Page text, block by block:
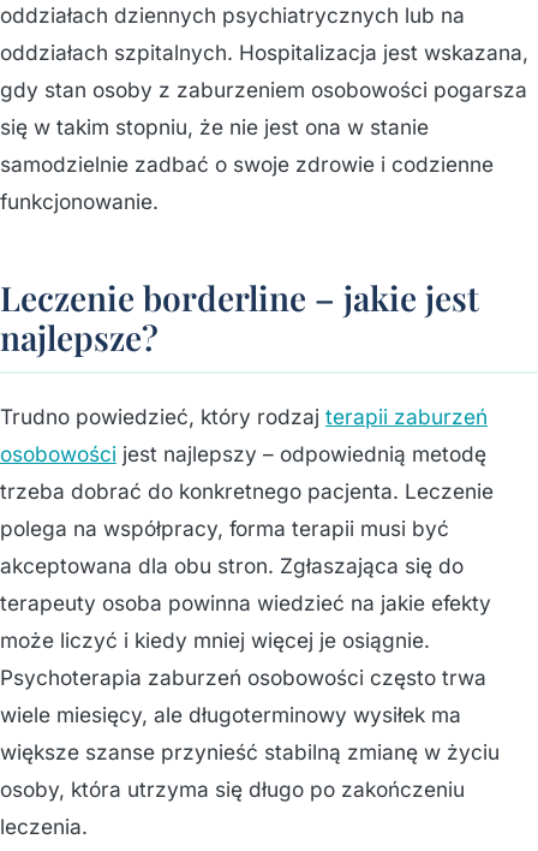
oddziałach dziennych psychiatrycznych lub na
oddziałach szpitalnych. Hospitalizacja jest wskazana,
gdy stan osoby z zaburzeniem osobowości pogarsza
się w takim stopniu, że nie jest ona w stanie
samodzielnie zadbać o swoje zdrowie i codzienne
funkcjonowanie.
Leczenie borderline – jakie jest
najlepsze?
Trudno powiedzieć, który rodzaj terapii zaburzeń
osobowości jest najlepszy – odpowiednią metodę
trzeba dobrać do konkretnego pacjenta. Leczenie
polega na współpracy, forma terapii musi być
akceptowana dla obu stron. Zgłaszająca się do
terapeuty osoba powinna wiedzieć na jakie efekty
może liczyć i kiedy mniej więcej je osiągnie.
Psychoterapia zaburzeń osobowości często trwa
wiele miesięcy, ale długoterminowy wysiłek ma
większe szanse przynieść stabilną zmianę w życiu
osoby, która utrzyma się długo po zakończeniu
leczenia.